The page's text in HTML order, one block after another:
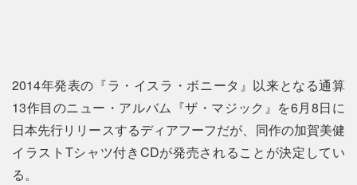
2014年発表の『ラ・イスラ・ボニータ』以来となる通算
13作目のニュー・アルバム『ザ・マジック』を6月8日に
日本先行リリースするディアフーフだが、同作の加賀美健
イラストTシャツ付きCDが発売されることが決定してい
る。